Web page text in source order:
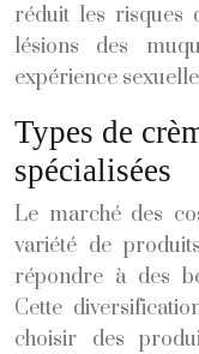
réduit les risques
lésions des
expérience
Types de
spécialisées
Le marché des
variété de
répondre à des
Cette
choisir des